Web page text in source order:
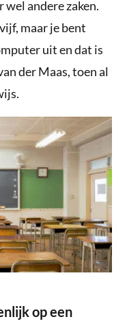
andere zaken.
maar je bent
uit en dat is
der Maas, toen al
op een